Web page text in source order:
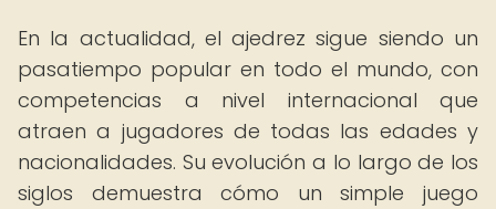
En la actualidad, el ajedrez sigue siendo un
pasatiempo popular en todo el mundo, con
competencias a nivel internacional que
atraen a jugadores de todas las edades y
nacionalidades. Su evolución a lo largo de los
siglos demuestra cómo un simple juego